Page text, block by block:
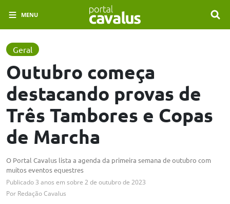
MENU
Geral
Outubro começa
destacando provas de
Três Tambores e Copas
de Marcha
O Portal Cavalus lista a agenda da primeira semana de outubro com
muitos eventos equestres
Publicado3 anos em sobre 2 de outubro de 2023
Por Redação Cavalus